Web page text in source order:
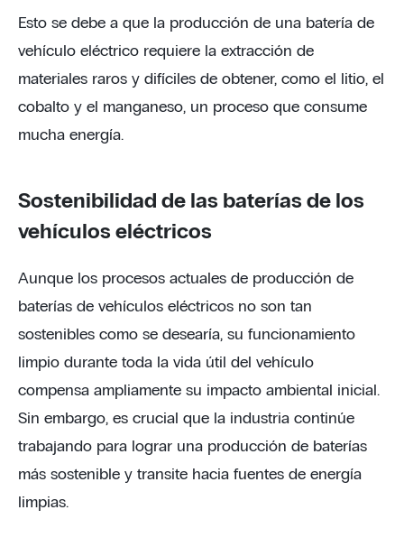
Esto se debe a que la producción de una batería de
vehículo eléctrico requiere la extracción de
materiales raros y difíciles de obtener, como el litio, el
cobalto y el manganeso, un proceso que consume
mucha energía.
Sostenibilidad de las baterías de los
vehículos eléctricos
Aunque los procesos actuales de producción de
baterías de vehículos eléctricos no son tan
sostenibles como se desearía, su funcionamiento
limpio durante toda la vida útil del vehículo
compensa ampliamente su impacto ambiental inicial.
Sin embargo, es crucial que la industria continúe
trabajando para lograr una producción de baterías
más sostenible y transite hacia fuentes de energía
limpias.